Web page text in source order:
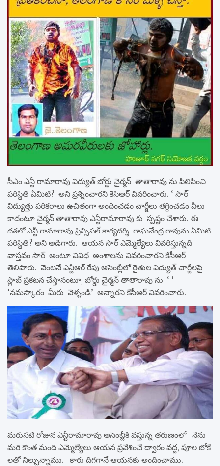
సీఎం ఎన్టీ రామారావు విద్యుత్ బోర్డు చైర్మన్ తాతారావు ను పిలిపించి
పరిస్థితి ఏమిటి? అని ప్రశ్నించారని కెసిఆర్ వివరించారు. ‘ సార్
విద్యుత్తు పరికరాలు ఉచితంగా అందించడం చార్జీలు తగ్గించడం వీలు
కాదంటూ చైర్మన్ తాతారావు ఎన్టీరామారావు కు స్పష్టం చేశారు. ఈ
దశలో ఎన్టీ రామారావు ప్రిన్సిపల్ కార్యదర్శి రాఘవేంద్ర రావును ఏమిటి
పరిస్థితి? అని అడిగారు. ఆయన సార్ ఎమ్మెల్యేలు వివరిస్తున్నది
వాస్తవం సార్ అంటూ వివిధ అంశాలను వివరించారని కేసీఆర్
తెలిపారు. వెంటనే ఎన్టీఆర్ రేపు అసెంబ్లీలో రైతుల విద్యుత్ చార్జీలపై
స్లాబ్ ప్రకటన చేస్తానంటూ, బోర్డు చైర్మన్ తాతారావు ను ‘ ‘
‘నమస్కారం మీరు వెళ్ళండి’ అన్నారని కేసీఆర్ వివరించారు.
మరుసటి రోజున ఎన్టీరామారావు అసెంబ్లీకి వస్తున్న తరుణంలో నేను
మరి కొంత మంది ఎమ్మెల్యేలు ఆయన ప్రవేశించే ద్వారం వద్ద, పూల బోకే
లతో నిల్చున్నాము. కారు దిగగానే ఆయనకు అందించాము.